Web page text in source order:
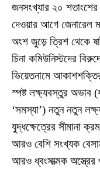
জনসংখ্যার ২০ শতাংশের
দেওয়ার আগে জেনারেল
অংশ জুড়ে ত্রিশ থেকে
চিনা কমিউনিস্টদের
ভিয়েতনামে
স্পষ্ট লক্ষ্যবস্তুর অভাব
‘সমস্যা’) নতুন নতুন
যুদ্ধক্ষেত্রের সীমানা
আরও বেশি সংখ্যক
আরও ধ্বংসাত্মক অস্ত্রের